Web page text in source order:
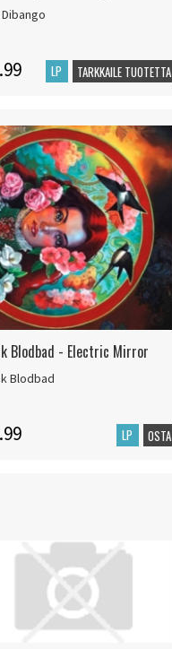
LP TARKKAILE TUOTETTA
Blodbad - Electric Mirror
Blodbad
LP OSTA